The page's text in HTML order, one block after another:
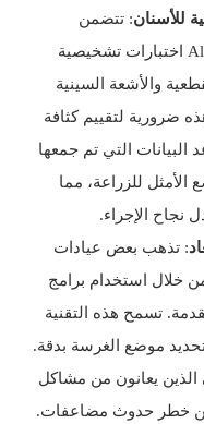
للأسنان: تتضمن
الخطوة الأولى في إجراء All-on-4 اختبارات تشخيصية
والأشعة السينية
ضرورية لتقييم كثافة
البيانات التي تم جمعها
للزراعة، مما
نجاح الإجراء.
: تذهب بعض عيادات
خلال استخدام برامج
تسمح هذه التقنية
موضع الغرسة بدقة.
يعانون من مشاكل
من خطر حدوث مضاعفات.